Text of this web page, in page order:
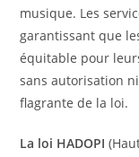
musique. Les
garantissant que
équitable pour
sans autorisation
flagrante de la loi.
La loi HADOPI